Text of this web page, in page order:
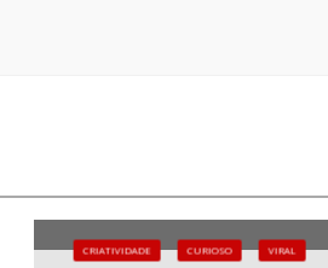
CRIATIVIDADE CURIOSO VIRAL